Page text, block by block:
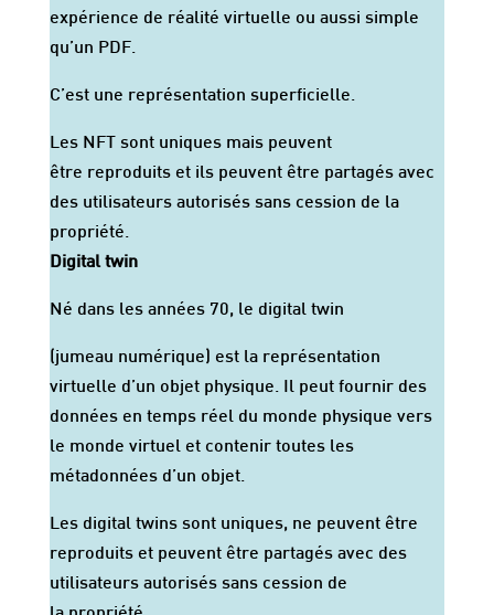
expérience de réalité virtuelle ou aussi simple
qu’un PDF.
C’est une représentation superficielle.
Les NFT sont uniques mais peuvent
être reproduits et ils peuvent être partagés avec
des utilisateurs autorisés sans cession de la
propriété.
Digital twin
Né dans les années 70, le digital twin
(jumeau numérique) est la représentation
virtuelle d’un objet physique. Il peut fournir des
données en temps réel du monde physique vers
le monde virtuel et contenir toutes les
métadonnées d’un objet.
Les digital twins sont uniques, ne peuvent être
reproduits et peuvent être partagés avec des
utilisateurs autorisés sans cession de